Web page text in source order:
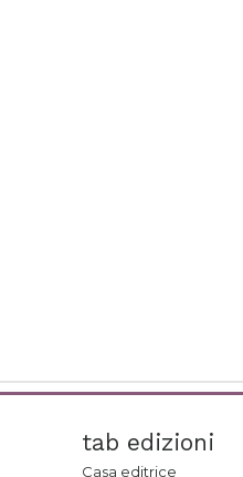
tab edizioni
Casa editrice